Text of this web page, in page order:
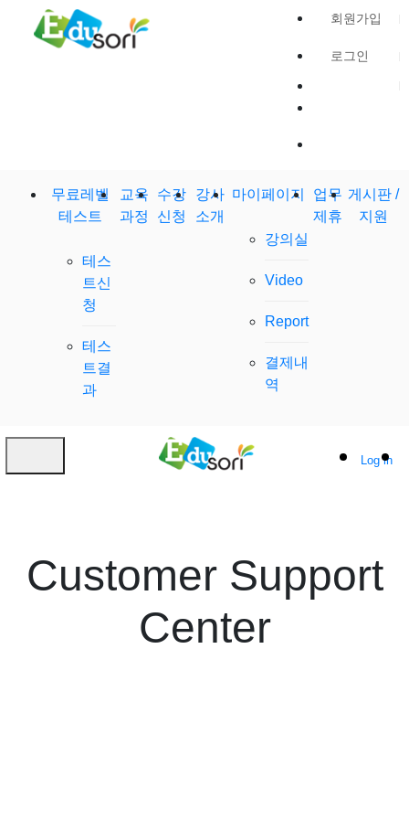
회원가입
로그인
무료레벨테
스트
테스
트신
청
테스
트결
과
교육
과정
수강
신청
강사
소개
마이페이지
강의실
Video
Report
결제내
역
업무
제휴
게시판 /
지원
Log in
Customer Support
Center